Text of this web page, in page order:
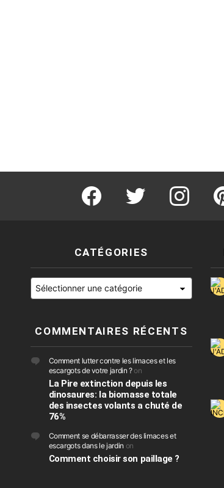
facebook twitter instagram
CATÉGORIES
Catégories
COMMENTAIRES RÉCENTS
Comment lutter contre les limaces et les
escargots de votre jardin ?on
La Pire extinction depuis les
dinosaures: la biomasse totale
des insectes volants a chuté de
76%
Comment se débarrasser des limaces et
escargots dans le jardin on
Comment choisir son paillage ?